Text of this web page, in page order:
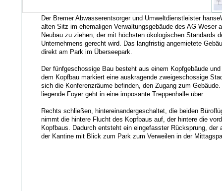
Der Bremer Abwasserentsorger und Umweltdienstleister
alten Sitz im ehemaligen Verwaltungsgebäude des AG Weser
Neubau zu ziehen, der mit höchsten ökologischen Standards
Unternehmens gerecht wird. Das langfristig angemietete
direkt am Park im Überseepark.
Der fünfgeschossige Bau besteht aus einem Kopfgebäude
dem Kopfbau markiert eine auskragende zweigeschossige
sich die Konferenzräume befinden, den Zugang zum
liegende Foyer geht in eine imposante Treppenhalle über.
Rechts schließen, hintereinandergeschaltet, die beiden
nimmt die hintere Flucht des Kopfbaus auf, der hintere die
Kopfbaus. Dadurch entsteht ein eingefasster Rücksprung, der
der Kantine mit Blick zum Park zum Verweilen in der